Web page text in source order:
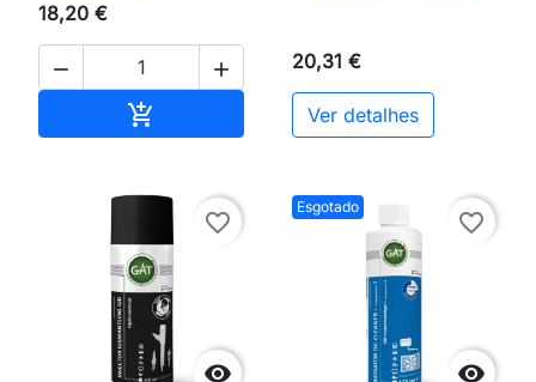
18,20 €
 
 Adicionar ao carrinho
20,31 €
Ver detalhes

favorite_border
Esgotado

favorite_border